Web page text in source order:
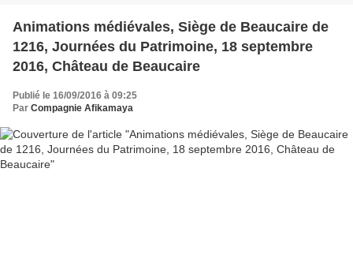
Animations médiévales, Siège de Beaucaire de
1216, Journées du Patrimoine, 18 septembre
2016, Château de Beaucaire
Publié le 16/09/2016 à 09:25
Par Compagnie Afikamaya